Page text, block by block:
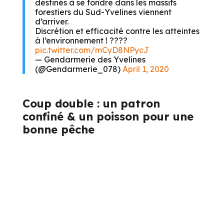
destinés à se fondre dans les massifs
forestiers du Sud-Yvelines viennent
d’arriver.
Discrétion et efficacité contre les atteintes
à l’environnement ! ????
pic.twitter.com/mCyD8NPycJ
— Gendarmerie des Yvelines
(@Gendarmerie_078) April 1, 2020
Coup double : un patron
confiné & un poisson pour une
bonne pêche